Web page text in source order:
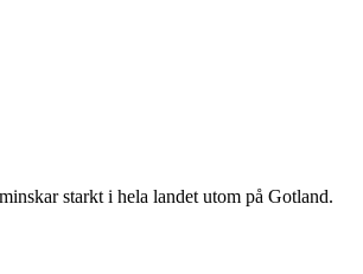
starkt i hela landet utom på Gotland.